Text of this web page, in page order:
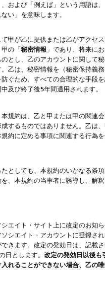
および「例えば」という用語は
い」を意味します。
甲が乙に提供または乙がアクセ
の「秘密情報 」であり、将来に
とし、乙のアカウントに関して
乙は、秘密情報を（秘密保持義
ぐため、すべての合理的な手段
及び終了後5年間適用されます。
規約は、乙と甲または甲の関連
するものではありません。乙は
約に定める事項に関連する行為
としても、本規約のいかなる条
、本規約の当事者に誘導し、解
エイト・サイト上に改定のお知
シエイト・アカウントに登録さ
きます。改定の発効日は、記載
日とします。 改定の発効日以後も
れることができない場合、乙の